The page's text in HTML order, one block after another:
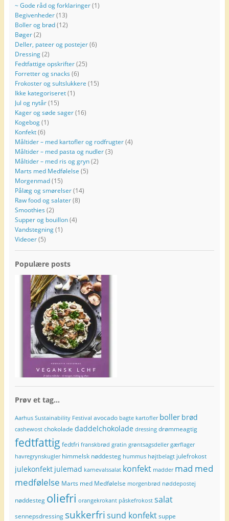
i
l
-
a
d
r
e
s
s
e
~ Gode råd og forklaringer(1)
Begivenheder(13)
Boller og brød(12)
Bøger(2)
Deller, pateer og postejer(6)
Dressing(2)
Fedtfattige opskrifter(25)
Forretter og snacks (6)
Frokoster og sultslukkere (15)
Ikke kategoriseret(1)
Jul og nytår(15)
Kager og søde sager(16)
Kogebog(1)
Konfekt(6)
Måltider – med kartofler og rodfrugter(4)
Måltider – med pasta og nudler(3)
Måltider – med ris og gryn(2)
Marts med Medfølelse (5)
Morgenmad(15)
Pålæg og smørelser(14)
Raw food og salater(8)
Smoothies (2)
Supper og bouillon(4)
Vandstegning(1)
Videoer(5)
Populære posts
Prøv et tag…
Aarhus Sustainability Festival avocado bagte kartofler boller brød
cashewost chokolade daddelchokolade dressing drømmeagtig
fedtfattig fedtfri franskbrød gratin grøntsagsdeller gærflager
havregrynskugler himmelsk nøddesteg hummus højtbelagt julefrokost
julekonfekt julemad karnevalssalat konfekt madder mad med
medfølelse Marts med Medfølelse morgenbrød nøddepostej
nøddesteg oliefri orangekrokant påskefrokost salat
sennepsdressing sukkerfrisund konfekt suppe